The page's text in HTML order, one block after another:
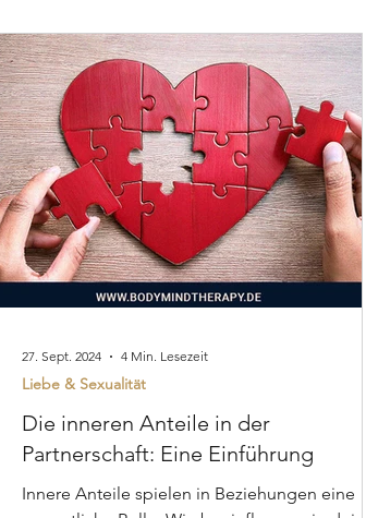
Die inneren Anteile in der
Partnerschaft: Eine Einführung
Innere Anteile spielen in Beziehungen eine
Liebe & Sexualität
27. Sept. 2024 4 Min. Lesezeit